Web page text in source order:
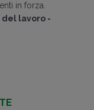
in forza.
lavoro -